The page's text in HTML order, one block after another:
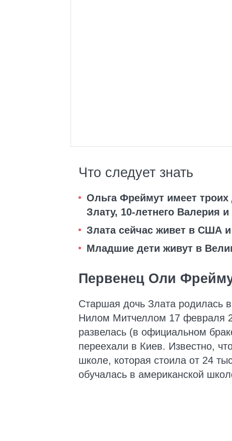
Что следует знать
Ольга Фреймут имеет
Злату, 10-летнего Валерия
Злата сейчас живет в США и
Младшие дети живут в
Первенец Оли
Старшая дочь Злата родилась
Нилом Митчеллом 17 февраля
развелась (в официальном
переехали в Киев. Известно,
школе, которая стоила от 24
обучалась в американской